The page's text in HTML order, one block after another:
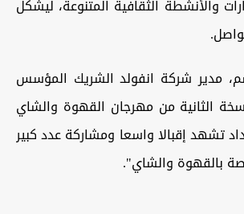
والأنشطة الثقافية المتنوعة، ليشكل
مدير شركة انفولد الشريك المؤسس
الثانية من مهرجان القهوة والشاي
تشهد إقبالا واسعا ومشاركة عدد كبير
بالقهوة والشاي".